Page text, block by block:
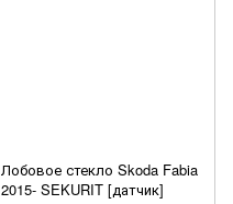
Лобовое стекло Skoda Fabia
2015- SEKURIT [датчик]